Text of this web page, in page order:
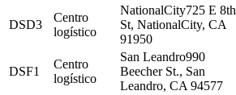
DSD3
Centro
logístico
NationalCity725 E 8th
St, NationalCity, CA
91950
DSF1
Centro
logístico
San Leandro990
Beecher St., San
Leandro, CA 94577